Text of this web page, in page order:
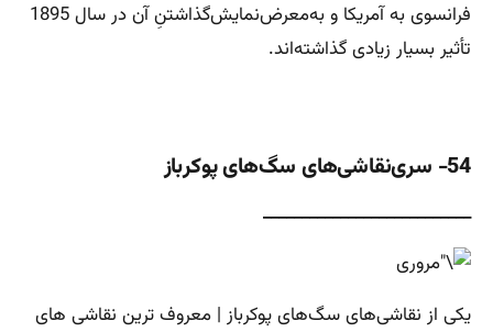
فرانسوی به آمریکا و به‌معرض‌نمایش‌گذاشتنِ آن در سال 1895
تأثیر بسیار زیادی گذاشته‌اند.
54- سری‌نقاشی‌های سگ‌های پوکرباز
___________________________
یکی از نقاشی‌های سگ‌های پوکرباز | معروف ترین نقاشی های